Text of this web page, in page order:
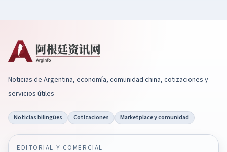
Noticias de Argentina, economía, comunidad china, cotizaciones y
servicios útiles
Noticias bilingües Cotizaciones Marketplace y comunidad
EDITORIAL Y COMERCIAL